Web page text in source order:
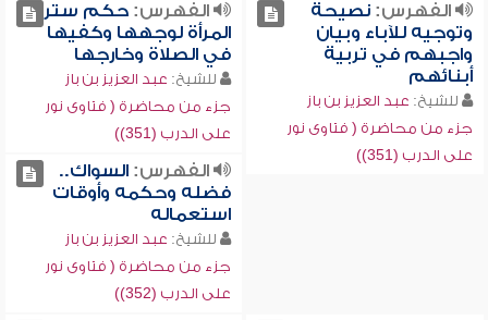
الفهرس:نصيحة
وتوجيه للآباء وبيان
واجبهم في تربية
أبنائهم
للشيخ: عبد العزيز بن باز
جزء من محاضرة ( فتاوى نور
على الدرب (351))
الفهرس:حكم ستر
المرأة لوجهها وكفيها
في الصلاة وخارجها
للشيخ: عبد العزيز بن باز
جزء من محاضرة ( فتاوى نور
على الدرب (351))
الفهرس:السواك..
فضله وحكمه وأوقات
استعماله
للشيخ: عبد العزيز بن باز
جزء من محاضرة ( فتاوى نور
على الدرب (352))